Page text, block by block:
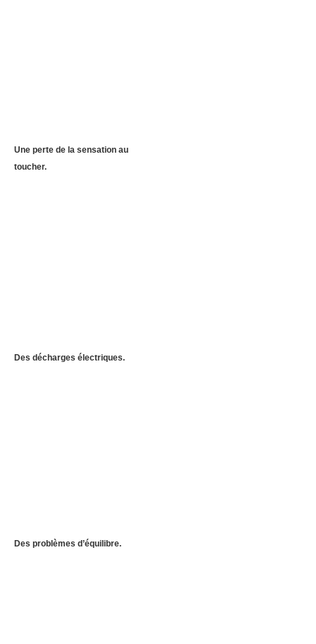
Une perte de la sensation au
toucher.
Des décharges électriques.
Des problèmes d’équilibre.